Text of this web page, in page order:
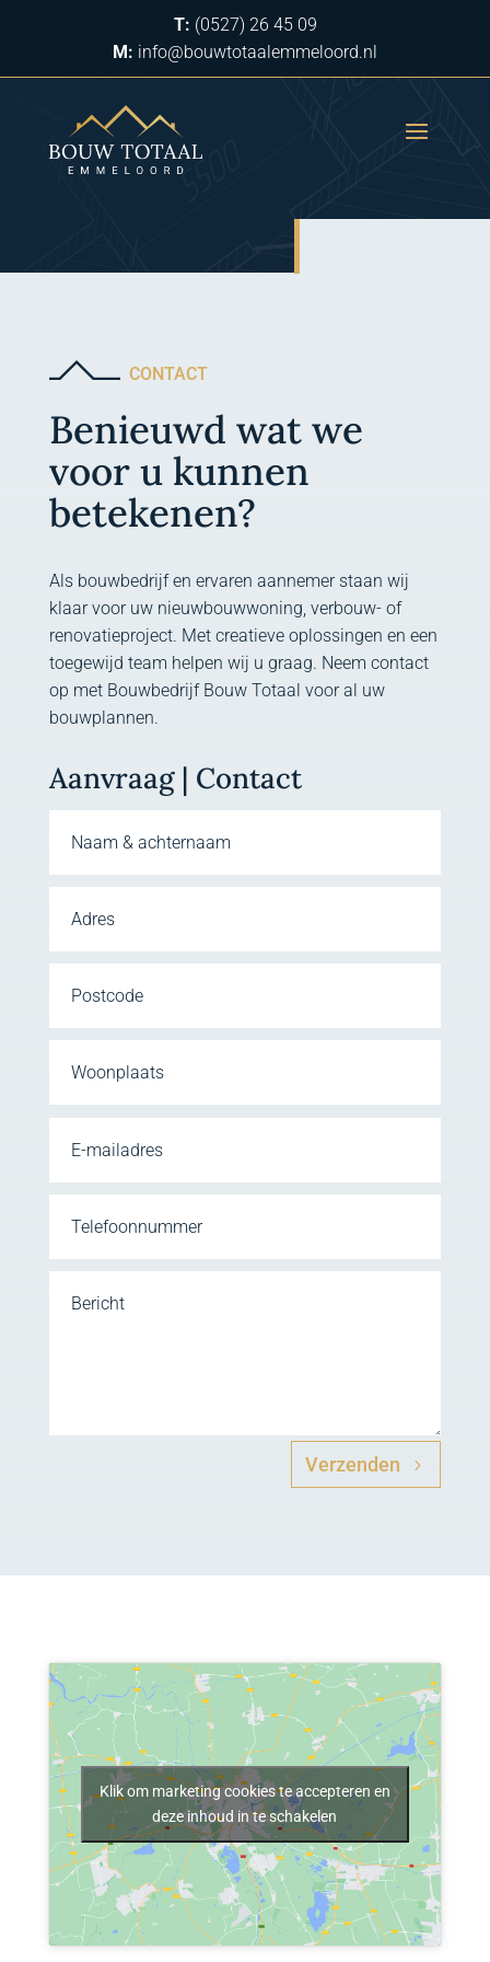
T: (0527) 26 45 09
M: info@bouwtotaalemmeloord.nl
CONTACT
Benieuwd wat we
voor u kunnen
betekenen?
Als bouwbedrijf en ervaren aannemer staan wij
klaar voor uw nieuwbouwwoning, verbouw- of
renovatieproject. Met creatieve oplossingen en een
toegewijd team helpen wij u graag. Neem contact
op met Bouwbedrijf Bouw Totaal voor al uw
bouwplannen.
Aanvraag | Contact
Verzenden
Klik om marketing cookies te accepteren en
deze inhoud in te schakelen